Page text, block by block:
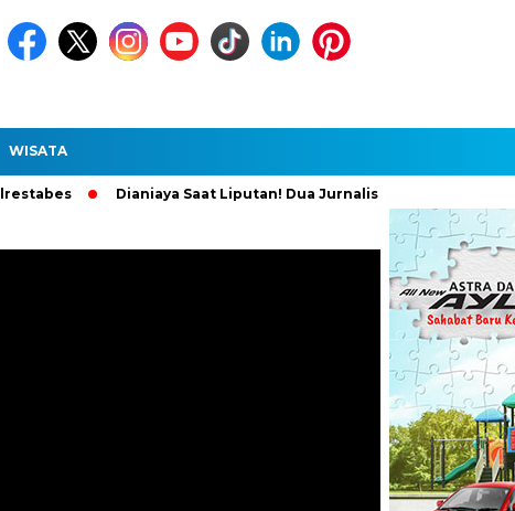
WISATA
Dianiaya Saat Liputan! Dua Jurnalis Medan Diperiksa Polisi,